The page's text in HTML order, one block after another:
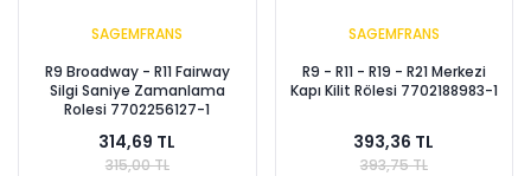
SAGEMFRANS
R9 Broadway - R11 Fairway
Silgi Saniye Zamanlama
Rolesi 7702256127-1
314,69 TL
315,00 TL
SAGEMFRANS
R9 - R11 - R19 - R21 Merkezi
Kapı Kilit Rölesi 7702188983-1
393,36 TL
393,75 TL